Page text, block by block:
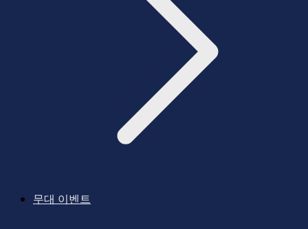
무대 이벤트